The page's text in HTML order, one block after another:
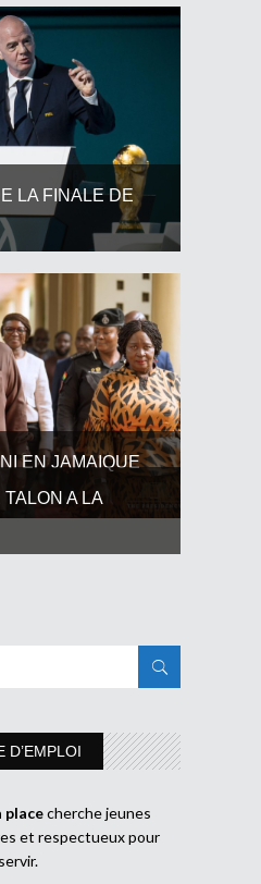
LA FINALE DE
EN JAMAIQUE
A LA
D’EMPLOI
placecherche jeunes
et respectueux pour
servir.